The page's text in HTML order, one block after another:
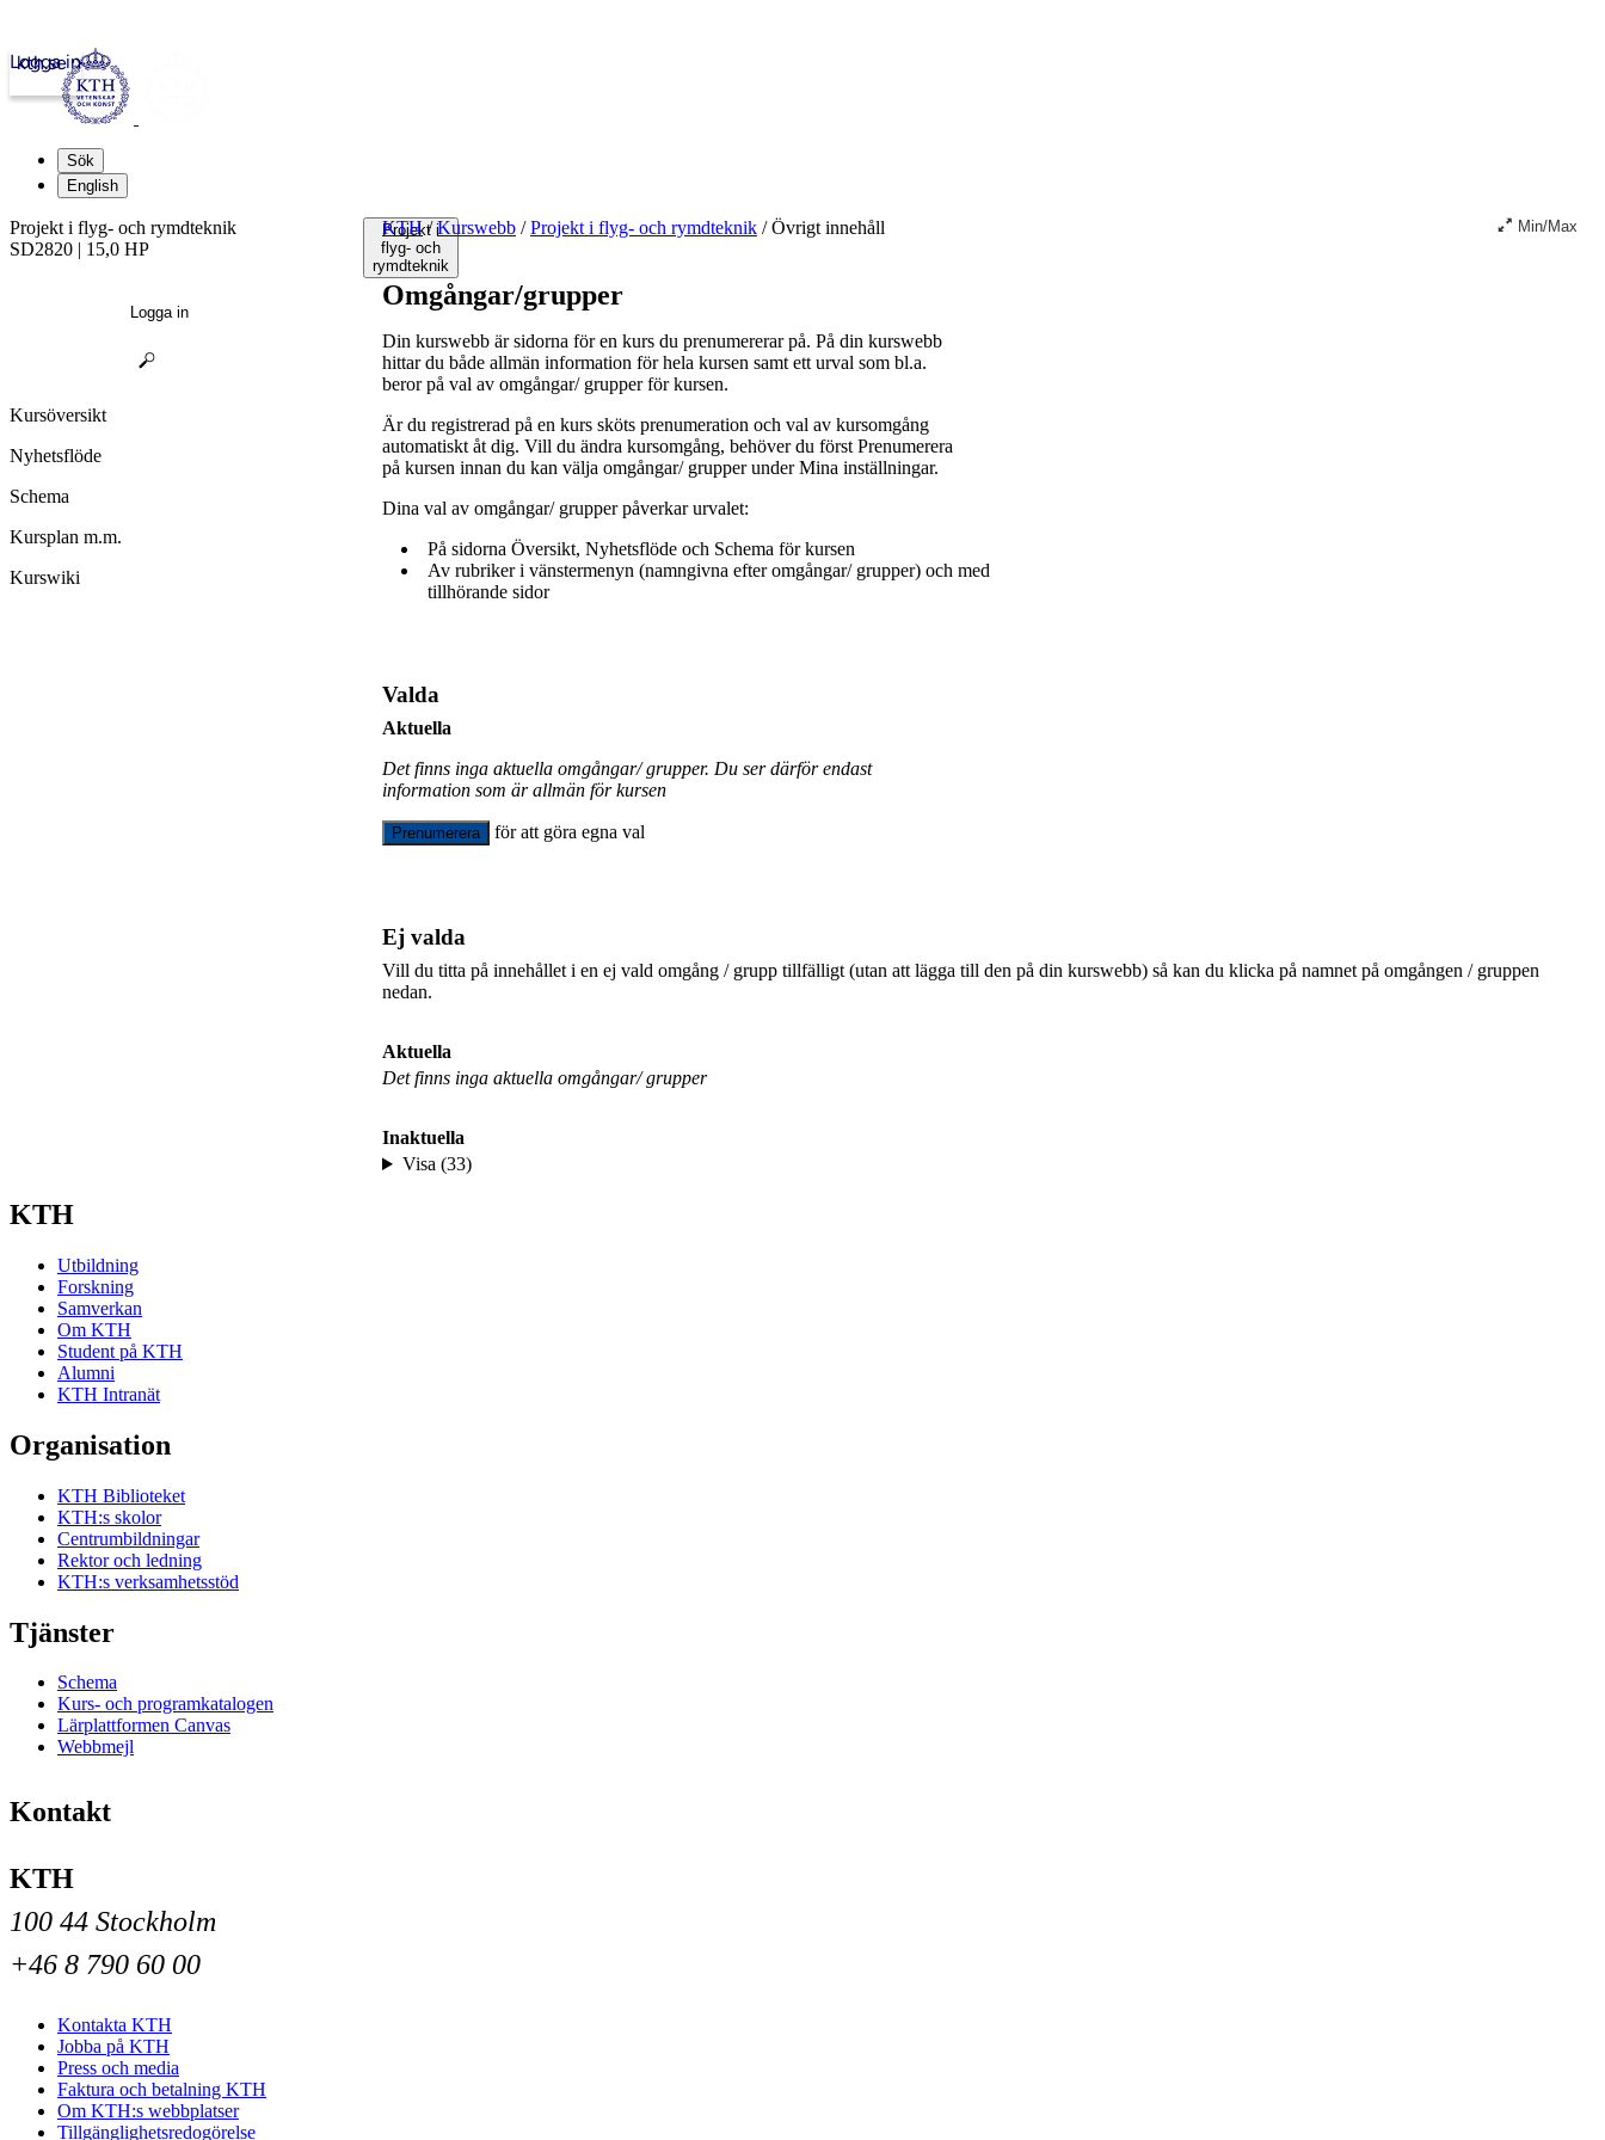
kth.se
Logga in
Sök
English
Projekt i
flyg- och
rymdteknik
KTH / Kurswebb / Projekt i flyg- och rymdteknik /Övrigt innehåll Min/Max
Omgångar/grupper
Din kurswebb är sidorna för en kurs du prenumererar på. På din kurswebb
hittar du både allmän information för hela kursen samt ett urval som bl.a.
beror på val av omgångar/ grupper för kursen.
Är du registrerad på en kurs sköts prenumeration och val av kursomgång
automatiskt åt dig. Vill du ändra kursomgång, behöver du först Prenumerera
på kursen innan du kan välja omgångar/ grupper under Mina inställningar.
Dina val av omgångar/ grupper påverkar urvalet:
På sidorna Översikt, Nyhetsflöde och Schema för kursen
Av rubriker i vänstermenyn (namngivna efter omgångar/ grupper) och med
tillhörande sidor
Valda
Aktuella
Det finns inga aktuella omgångar/ grupper. Du ser därför endast
information som är allmän för kursen
Prenumerera för att göra egna val
Ej valda
Vill du titta på innehållet i en ej vald omgång / grupp tillfälligt (utan att lägga till den på din kurswebb) så kan du klicka på namnet på omgången / gruppen
nedan.
Aktuella
Det finns inga aktuella omgångar/ grupper
Inaktuella
Visa (33)
Projekt i flyg- och rymdteknik
SD2820 | 15,0 HP
Logga in
Kursöversikt
Nyhetsflöde
Schema
Kursplan m.m.
Kurswiki
KTH
Utbildning
Forskning
Samverkan
Om KTH
Student på KTH
Alumni
KTH Intranät
Organisation
KTH Biblioteket
KTH:s skolor
Centrumbildningar
Rektor och ledning
KTH:s verksamhetsstöd
Tjänster
Schema
Kurs- och programkatalogen
Lärplattformen Canvas
Webbmejl
Kontakt
KTH
100 44 Stockholm
+46 8 790 60 00
Kontakta KTH
Jobba på KTH
Press och media
Faktura och betalning KTH
Om KTH:s webbplatser
Tillgänglighetsredogörelse